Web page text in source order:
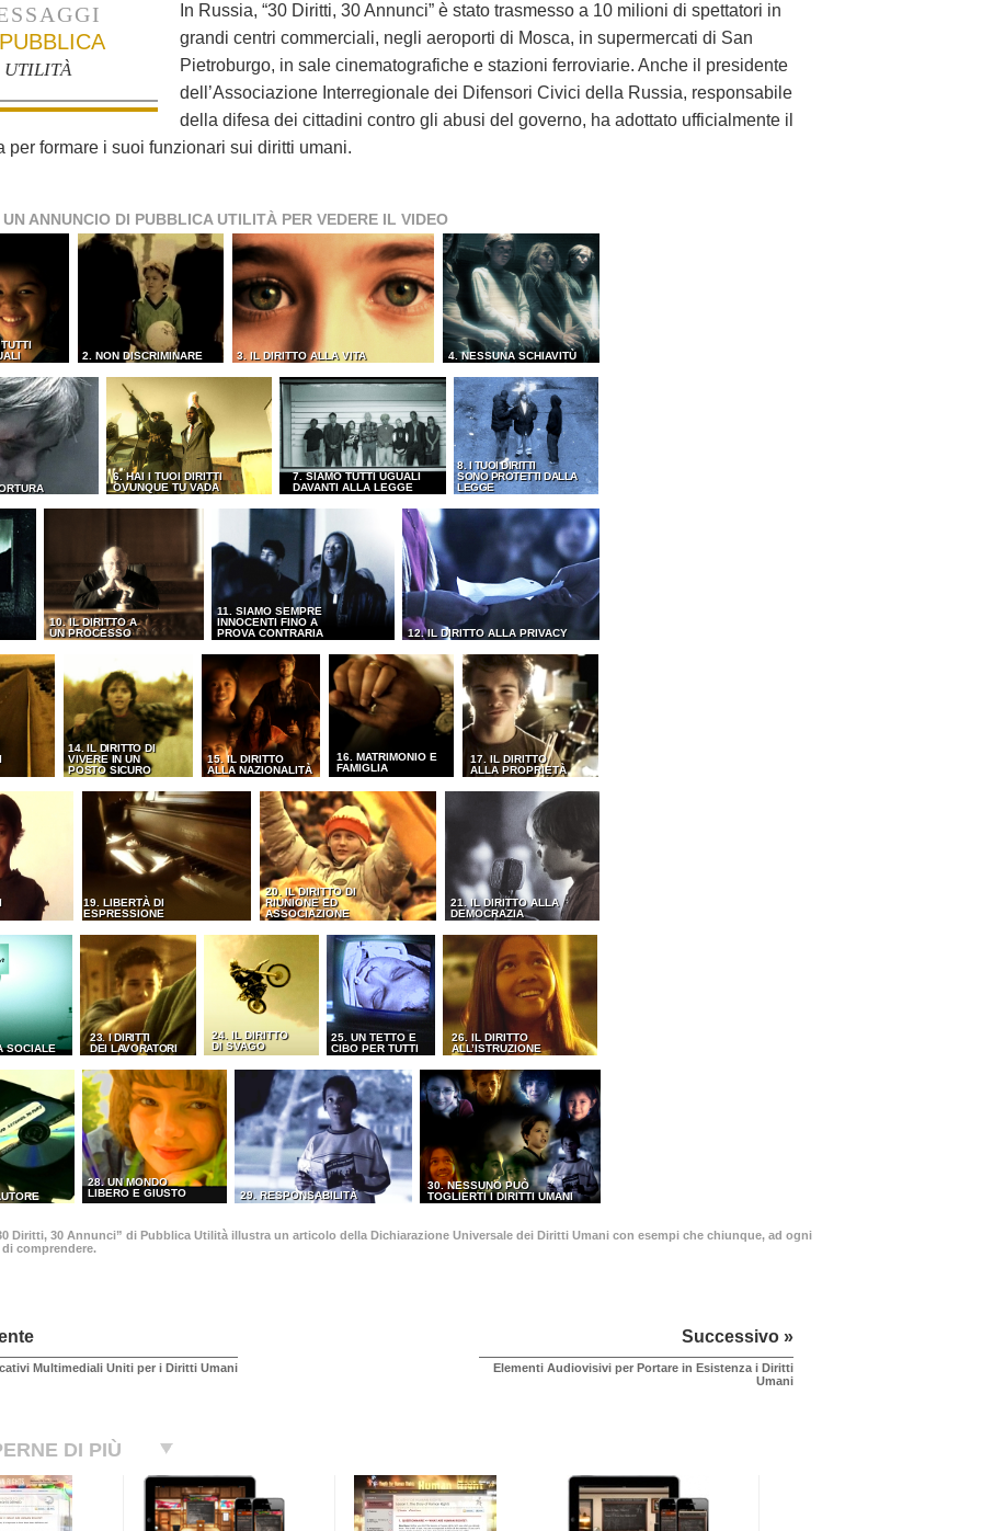
UTILITÀ
In Russia, “30 Diritti, 30 Annunci” è stato trasmesso a 10 milioni di spettatori in
grandi centri commerciali, negli aeroporti di Mosca, in supermercati di San
Pietroburgo, in sale cinematografiche e stazioni ferroviarie. Anche il presidente
dell’Associazione Interregionale dei Difensori Civici della Russia, responsabile
della difesa dei cittadini contro gli abusi del governo, ha adottato ufficialmente il
per formare i suoi funzionari sui diritti umani.
ANNUNCIO DI PUBBLICA UTILITÀ PER VEDERE IL VIDEO
2. NON DISCRIMINARE 3. IL DIRITTO ALLA VITA 4. NESSUNA SCHIAVITÙ
6. HAI I TUOI DIRITTI
OVUNQUE TU VADA
7. SIAMO TUTTI UGUALI
DAVANTI ALLA LEGGE
8. I TUOI DIRITTI
SONO PROTETTI DALLA
LEGGE
10. IL DIRITTO A
UN PROCESSO
11. SIAMO SEMPRE
INNOCENTI FINO A
PROVA CONTRARIA
12. IL DIRITTO ALLA PRIVACY
14. IL DIRITTO DI
VIVERE IN UN
POSTO SICURO
15. IL DIRITTO
ALLA NAZIONALITÀ
16. MATRIMONIO E
FAMIGLIA
17. IL DIRITTO
ALLA PROPRIETÀ
19. LIBERTÀ DI
ESPRESSIONE
20. IL DIRITTO DI
RIUNIONE ED
ASSOCIAZIONE
21. IL DIRITTO ALLA
DEMOCRAZIA
SOCIALE
23. I DIRITTI
DEI LAVORATORI
24. IL DIRITTO
DI SVAGO
25. UN TETTO E
CIBO PER TUTTI
26. IL DIRITTO
ALL’ISTRUZIONE
28. UN MONDO
LIBERO E GIUSTO
29. RESPONSABILITÀ
30. NESSUNO PUÒ
TOGLIERTI I DIRITTI UMANI
Diritti, 30 Annunci” di Pubblica Utilità illustra un articolo della Dichiarazione Universale dei Diritti Umani con esempi che chiunque, ad ogni
comprendere.
Multimediali Uniti per i Diritti Umani
Successivo »
Elementi Audiovisivi per Portare in Esistenza i Diritti
Umani
DI PIÙ